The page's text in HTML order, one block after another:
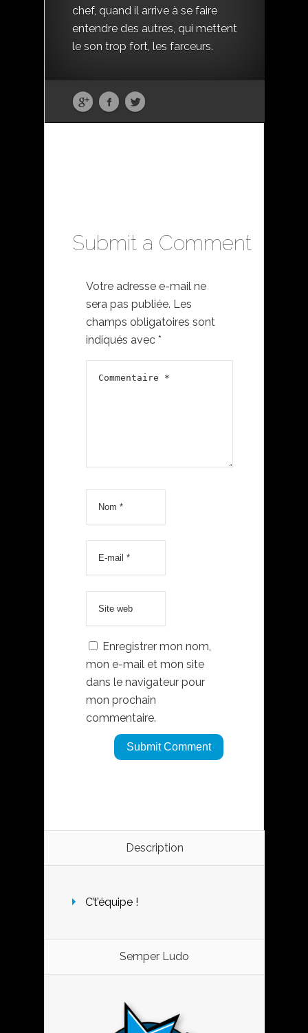
chef, quand il arrive à se faire
entendre des autres, qui mettent
le son trop fort, les farceurs.
Submit a Comment
Votre adresse e-mail ne
sera pas publiée. Les
champs obligatoires sont
indiqués avec *
Enregistrer mon nom,
mon e-mail et mon site
dans le navigateur pour
mon prochain
commentaire.
Description
C’t’équipe !
Semper Ludo